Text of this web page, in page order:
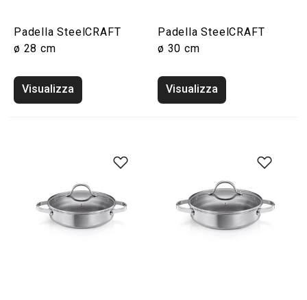
Padella SteelCRAFT
ø 28 cm
Visualizza
Padella SteelCRAFT
ø 30 cm
Visualizza